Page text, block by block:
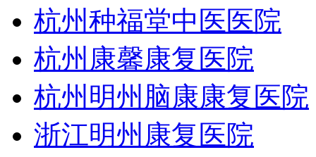
杭州种福堂中医医院
杭州康馨康复医院
杭州明州脑康康复医院
浙江明州康复医院